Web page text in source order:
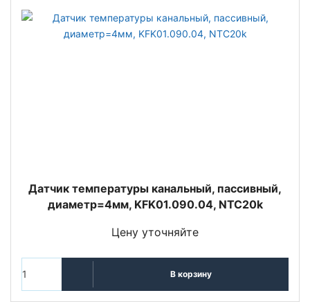
Датчик температуры канальный, пассивный,
диаметр=4мм, KFK01.090.04, NTC20k
Цену уточняйте
В корзину